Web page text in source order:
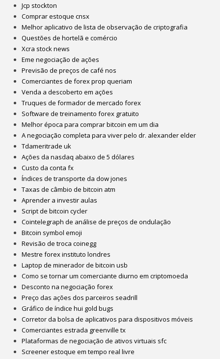
Jcp stockton
Comprar estoque cnsx
Melhor aplicativo de lista de observação de criptografia
Questões de hortelã e comércio
Xcra stock news
Eme negociação de ações
Previsão de preços de café nos
Comerciantes de forex prop queriam
Venda a descoberto em ações
Truques de formador de mercado forex
Software de treinamento forex gratuito
Melhor época para comprar bitcoin em um dia
A negociação completa para viver pelo dr. alexander elder
Tdameritrade uk
Ações da nasdaq abaixo de 5 dólares
Custo da conta fx
Índices de transporte da dow jones
Taxas de câmbio de bitcoin atm
Aprender a investir aulas
Script de bitcoin cycler
Cointelegraph de análise de preços de ondulação
Bitcoin symbol emoji
Revisão de troca coinegg
Mestre forex instituto londres
Laptop de minerador de bitcoin usb
Como se tornar um comerciante diurno em criptomoeda
Desconto na negociação forex
Preço das ações dos parceiros seadrill
Gráfico de índice hui gold bugs
Corretor da bolsa de aplicativos para dispositivos móveis
Comerciantes estrada greenville tx
Plataformas de negociação de ativos virtuais sfc
Screener estoque em tempo real livre